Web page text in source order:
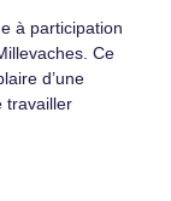
à participation
Ce
d’une
travailler